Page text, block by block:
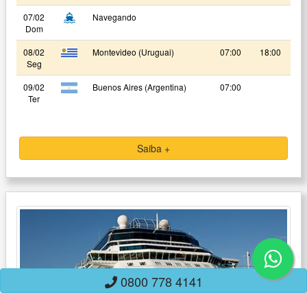
07/02
Dom
Navegando
08/02
Seg
Montevideo (Uruguai) 07:00 18:00
09/02
Ter
Buenos Aires (Argentina) 07:00
Saiba +
0800 778 4141